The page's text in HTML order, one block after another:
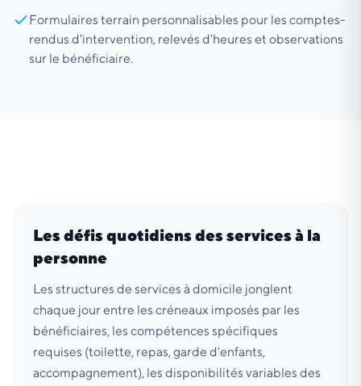
Formulaires terrain personnalisables pour les comptes-
rendus d'intervention, relevés d'heures et observations
sur le bénéficiaire.
Les défis quotidiens des services à la
personne
Les structures de services à domicile jonglent
chaque jour entre les créneaux imposés par les
bénéficiaires, les compétences spécifiques
requises (toilette, repas, garde d'enfants,
accompagnement), les disponibilités variables des